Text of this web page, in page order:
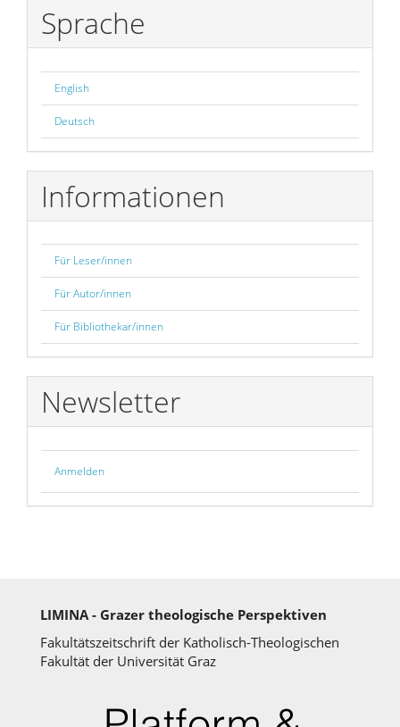
Sprache
English
Deutsch
Informationen
Für Leser/innen
Für Autor/innen
Für Bibliothekar/innen
Newsletter
Anmelden
LIMINA - Grazer theologische Perspektiven
Fakultätszeitschrift der Katholisch-Theologischen
Fakultät der Universität Graz